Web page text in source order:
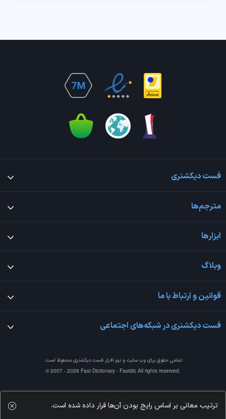
فست دیکشنری
مترجم‌ها
ابزارها
وبلاگ
قوانین و ارتباط با ما
فست دیکشنری در شبکه‌های اجتماعی
تمامی حقوق برای وب سایت و نرم افزارفست دیکشنری محفوظ است.
© 2007 - 2026 Fast Dictionary - Fastdic All rights reserved.
ترتیب معانی بر اساس رایج بودن آن‌ها قرار داده شده است.